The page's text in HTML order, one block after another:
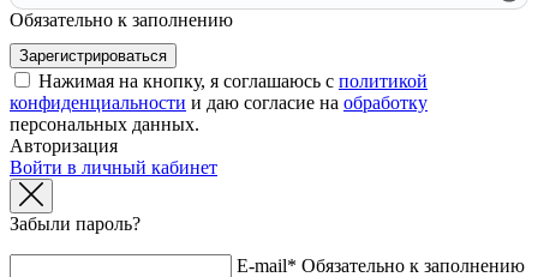
Обязательно к заполнению
Нажимая на кнопку, я соглашаюсь с политикой
конфиденциальности и даю согласие на обработку
персональных данных.
Авторизация
Войти в личный кабинет
Забыли пароль?
E-mail* Обязательно к заполнению